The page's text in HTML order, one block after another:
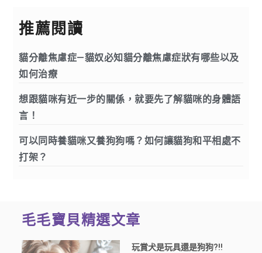
推薦閱讀
貓分離焦慮症—貓奴必知貓分離焦慮症狀有哪些以及
如何治療
想跟貓咪有近一步的關係，就要先了解貓咪的身體語
言！
可以同時養貓咪又養狗狗嗎？如何讓貓狗和平相處不
打架？
毛毛寶貝精選文章
玩賞犬是玩具還是狗狗?!!